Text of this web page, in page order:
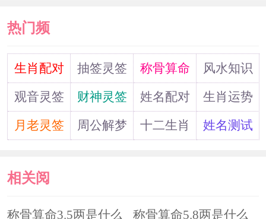
热门频
道生肖配对 抽签灵签 称骨算命
风水知识
观音灵签
财神灵签 姓名配对
生肖运势
月老灵签
周公解梦 十二生肖 姓名测试
相关阅
读
称骨算命3.5两是什么 称骨算命5.8两是什么